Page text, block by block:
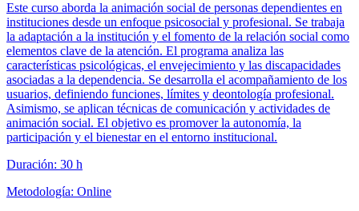
Este curso aborda la animación social de personas dependientes en
instituciones desde un enfoque psicosocial y profesional. Se trabaja
la adaptación a la institución y el fomento de la relación social como
elementos clave de la atención. El programa analiza las
características psicológicas, el envejecimiento y las discapacidades
asociadas a la dependencia. Se desarrolla el acompañamiento de los
usuarios, definiendo funciones, límites y deontología profesional.
Asimismo, se aplican técnicas de comunicación y actividades de
animación social. El objetivo es promover la autonomía, la
participación y el bienestar en el entorno institucional.
Duración: 30 h
Metodología: Online